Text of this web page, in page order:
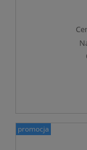
promocja